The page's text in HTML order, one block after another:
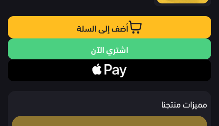
أضف إلى السلة
اشتري الآن
مميزات منتجنا